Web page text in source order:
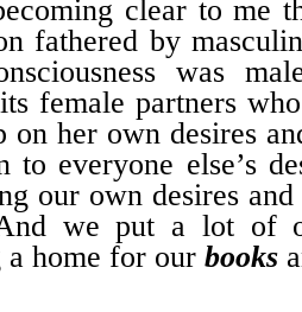
clear to me
fathered by
was
female partners
on her own desires
to everyone else’s
our own desires
we put a lot of
a home for our books